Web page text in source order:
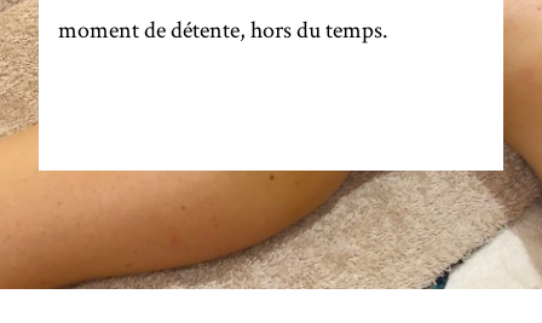
moment de détente, hors du temps.